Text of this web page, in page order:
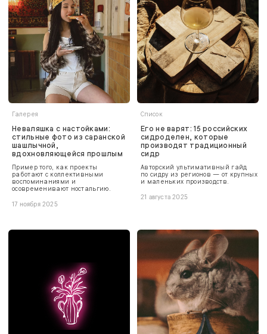
Галерея
Неваляшка с настойками:
стильные фото из саранской
шашлычной,
вдохновляющейся прошлым
Пример того, как проекты
работают с коллективными
воспоминаниями и
осовременивают ностальгию.
17 ноября 2025
Список
Его не варят: 15 российских
сидроделен, которые
производят традиционный
сидр
Авторский ультимативный гайд
по сидру из регионов — от крупных
и маленьких производств.
21 августа 2025